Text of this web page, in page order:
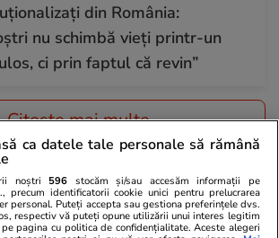
din România:
nu schimbă vieți printr-un
ci prin faptul că revin”
Citește mai multe
10:56
ca datele tale personale să rămână
noștri 596 stocăm și/sau accesăm informații pe
precum identificatorii cookie unici pentru prelucrarea
personal. Puteți accepta sau gestiona preferințele dvs.
respectiv vă puteți opune utilizării unui interes legitim
pagina cu politica de confidențialitate. Aceste alegeri